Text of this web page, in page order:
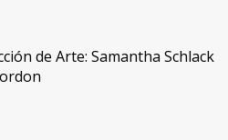
de Arte: Samantha Schlack